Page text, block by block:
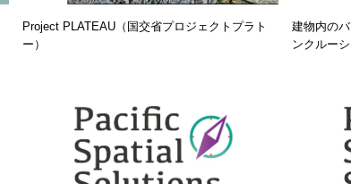
Project PLATEAU（国交省プロジェクトプラト
ー）
建物内の
ンクルーシ